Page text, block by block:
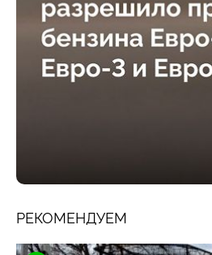
РЕКОМЕНДУЕМ